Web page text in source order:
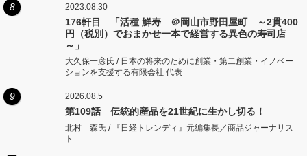
8 2023.08.30
176軒目 「活種 鮮寿 ＠岡山市野田屋町 ～2貫400
円（税別）でおまかせ一本で経営する異色の寿司店
～」
大久保一彦氏 / 日本の将来のために創業・第二創業・イノベー
ションを支援する有限会社 代表
9 2026.08.5
第109話 伝統的産品を21世紀に生かし切る！
北村 森氏 / 『日経トレンディ』元編集長／商品ジャーナリス
ト